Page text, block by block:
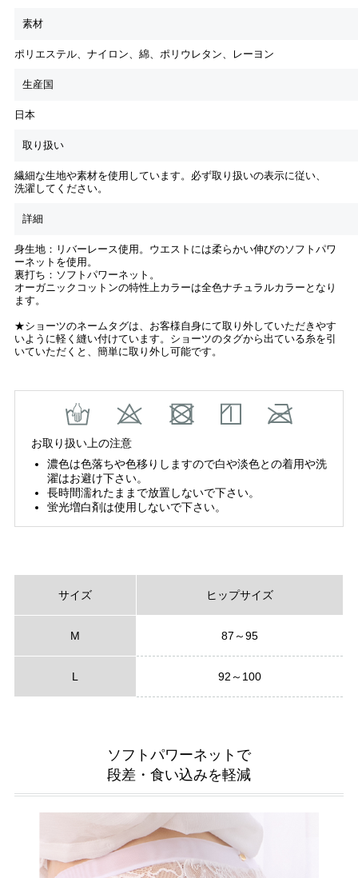
素材
ポリエステル、ナイロン、綿、ポリウレタン、レーヨン
生産国
日本
取り扱い
繊細な生地や素材を使用しています。必ず取り扱いの表示に従い、
洗濯してください。
詳細
身生地：リバーレース使用。ウエストには柔らかい伸びのソフトパワ
ーネットを使用。
裏打ち：ソフトパワーネット。
オーガニックコットンの特性上カラーは全色ナチュラルカラーとなり
ます。
★ショーツのネームタグは、お客様自身にて取り外していただきやす
いように軽く縫い付けています。ショーツのタグから出ている糸を引
いていただくと、簡単に取り外し可能です。
お取り扱い上の注意
濃色は色落ちや色移りしますので白や淡色との着用や洗
濯はお避け下さい。
長時間濡れたままで放置しないで下さい。
蛍光増白剤は使用しないで下さい。
サイズ ヒップサイズ
M 87～95
L 92～100
ソフトパワーネットで
段差・食い込みを軽減